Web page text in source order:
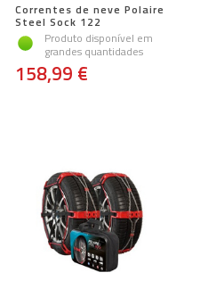
Correntes de neve Polaire
Steel Sock 122
Produto disponível em
grandes quantidades
158,99 €